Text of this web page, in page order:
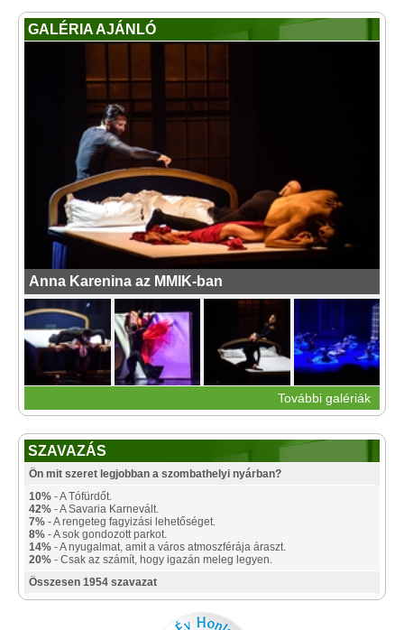
GALÉRIA AJÁNLÓ
Anna Karenina az MMIK-ban
További galériák
SZAVAZÁS
Ön mit szeret legjobban a szombathelyi nyárban?
10% - A Tófürdőt.
42% - A Savaria Karnevált.
7% - A rengeteg fagyizási lehetőséget.
8% - A sok gondozott parkot.
14% - A nyugalmat, amit a város atmoszférája áraszt.
20% - Csak az számít, hogy igazán meleg legyen.
Összesen 1954 szavazat